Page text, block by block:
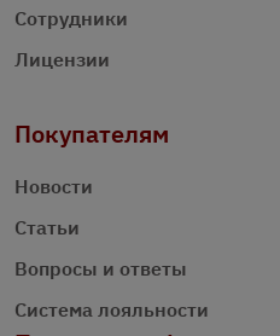
Сотрудники
Лицензии
Покупателям
Новости
Статьи
Вопросы и ответы
Система лояльности